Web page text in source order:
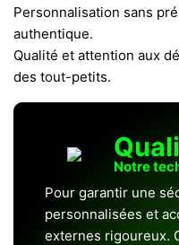
Personnalisation sans
authentique.
Qualité et attention aux
des tout-petits.
Notre
Pour garantir une
personnalisées et
externes rigoureux.